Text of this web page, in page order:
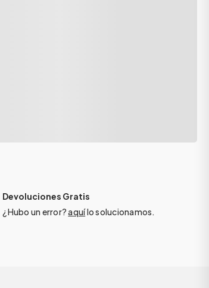
Devoluciones Gratis
¿Hubo un error?aquílo solucionamos.